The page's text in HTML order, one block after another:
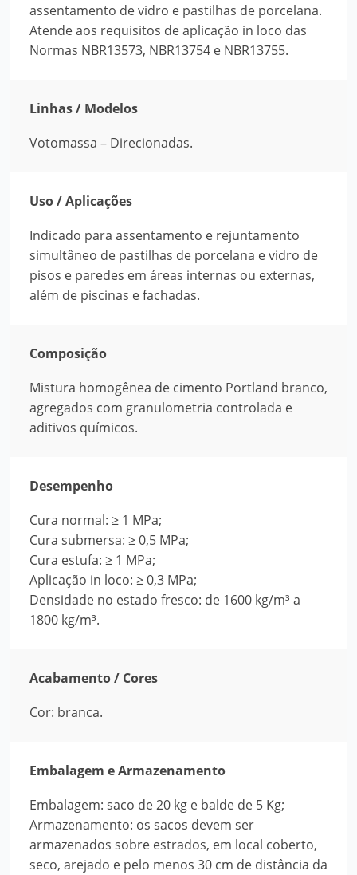
assentamento de vidro e pastilhas de porcelana.
Atende aos requisitos de aplicação in loco das
Normas NBR13573, NBR13754 e NBR13755.
Linhas / Modelos
Votomassa – Direcionadas.
Uso / Aplicações
Indicado para assentamento e rejuntamento
simultâneo de pastilhas de porcelana e vidro de
pisos e paredes em áreas internas ou externas,
além de piscinas e fachadas.
Composição
Mistura homogênea de cimento Portland branco,
agregados com granulometria controlada e
aditivos químicos.
Desempenho
Cura normal: ≥ 1 MPa;
Cura submersa: ≥ 0,5 MPa;
Cura estufa: ≥ 1 MPa;
Aplicação in loco: ≥ 0,3 MPa;
Densidade no estado fresco: de 1600 kg/m³ a
1800 kg/m³.
Acabamento / Cores
Cor: branca.
Embalagem e Armazenamento
Embalagem: saco de 20 kg e balde de 5 Kg;
Armazenamento: os sacos devem ser
armazenados sobre estrados, em local coberto,
seco, arejado e pelo menos 30 cm de distância da